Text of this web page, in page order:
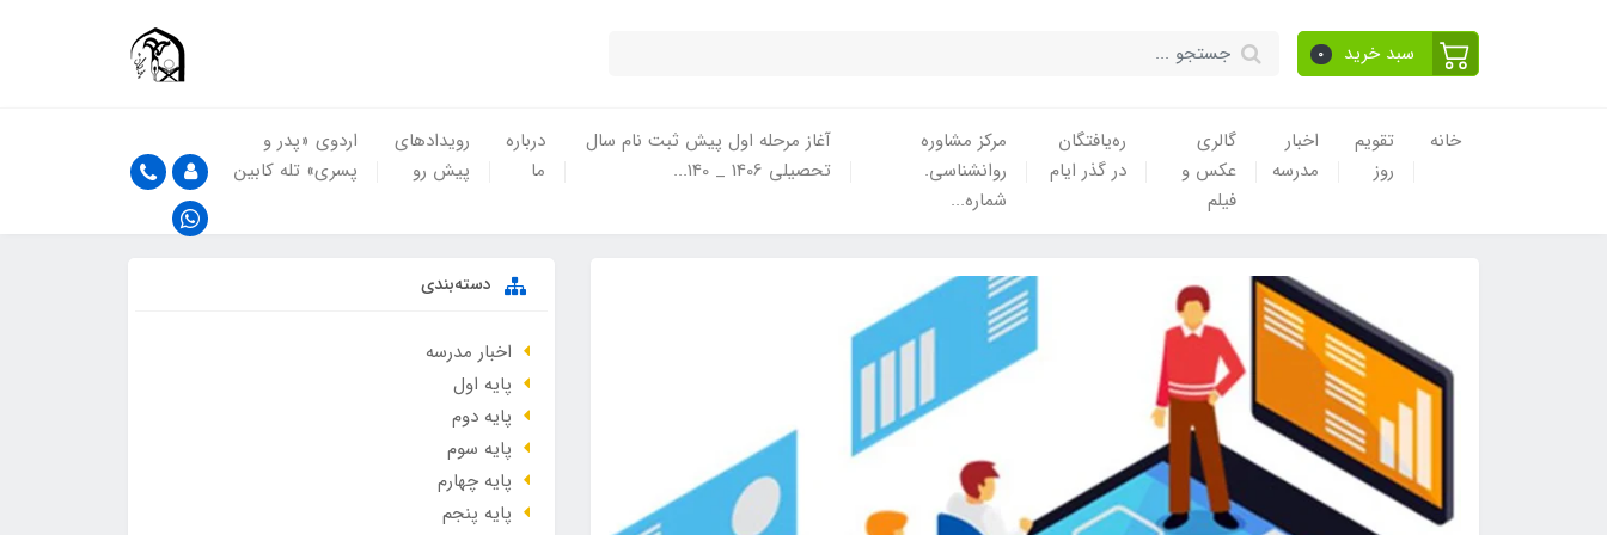
سبد خرید 0
خانه
تقویم
روز
اخبار
مدرسه
گالری
عکس و
فیلم
ره‌یافتگان
در گذر ایام
مرکز مشاوره
روانشناسی.
شماره...
آغاز مرحله اول پیش ثبت نام سال
تحصیلی 1406 _ 140...
درباره
ما
رویدادهای
پیش رو
اردوی «پدر و
پسری» تله کابین
دسته‌بندی
اخبار مدرسه
پایه اول
پایه دوم
پایه سوم
پایه چهارم
پایه پنجم